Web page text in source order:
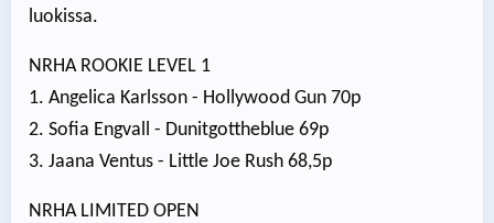
luokissa.
NRHA ROOKIE LEVEL 1
1. Angelica Karlsson - Hollywood Gun 70p
2. Sofia Engvall - Dunitgottheblue 69p
3. Jaana Ventus - Little Joe Rush 68,5p
NRHA LIMITED OPEN